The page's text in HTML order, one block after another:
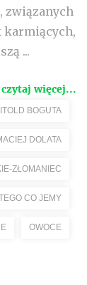
związanych
karmiących,
...
czytaj więcej...
BOGUTA
DOLATA
ZŁOMANIEC
CO JEMY
OWOCE